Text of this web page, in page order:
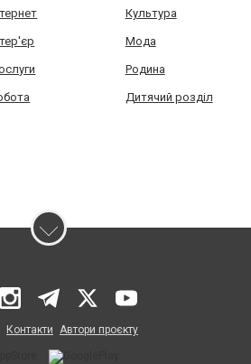
Культура
Мода
Родина
Дитячий розділ
Контакти Автори проєкту